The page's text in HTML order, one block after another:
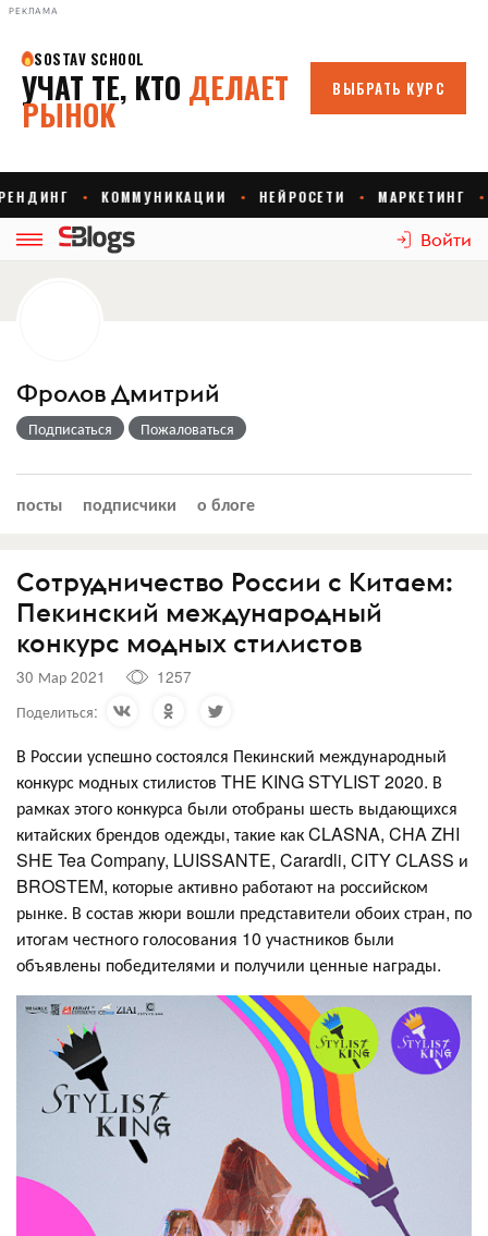
РЕКЛАМА
Войти
Фролов Дмитрий
Подписаться Пожаловаться
посты подписчики о блоге
Сотрудничество России с Китаем:
Пекинский международный
конкурс модных стилистов
30 Мар 2021
1257
Поделиться:
В России успешно состоялся Пекинский международный
конкурс модных стилистов THE KING STYLIST 2020. В
рамках этого конкурса были отобраны шесть выдающихся
китайских брендов одежды, такие как CLASNA, CHA ZHI
SHE Tea Company, LUISSANTE, Carardli, CITY CLASS и
BROSTEM, которые активно работают на российском
рынке. В состав жюри вошли представители обоих стран, по
итогам честного голосования 10 участников были
объявлены победителями и получили ценные награды.